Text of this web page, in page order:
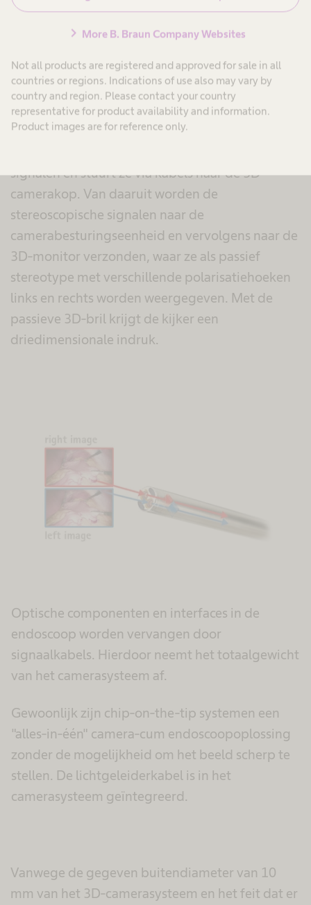
chevron_right More B. Braun Company Websites
Not all products are registered and approved for sale in all
countries or regions. Indications of use also may vary by
country and region. Please contact your country
representative for product availability and information.
Product images are for reference only.
3D-chip-on-the-tip camerasystemen
on-the-tip-endoscoop is in vergelijking met de
technologie. Twee beeldsensoren zijn direct in de
distale tip van de endoscoop aangebracht. Het
beeld dat in de distale objectieflens wordt
gegenereerd, wordt op de twee beeldsensoren
signalen en stuurt ze via kabels naar de 3D-
camerakop. Van daaruit worden de
stereoscopische signalen naar de
camerabesturingseenheid en vervolgens naar de
3D-monitor verzonden, waar ze als passief
stereotype met verschillende polarisatiehoeken
links en rechts worden weergegeven. Met de
passieve 3D-bril krijgt de kijker een
driedimensionale indruk.
Optische componenten en interfaces in de
endoscoop worden vervangen door
signaalkabels. Hierdoor neemt het totaalgewicht
van het camerasysteem af.
Gewoonlijk zijn chip-on-the-tip systemen een
"alles-in-één" camera-cum endoscoopoplossing
zonder de mogelijkheid om het beeld scherp te
stellen. De lichtgeleiderkabel is in het
camerasysteem geïntegreerd.
Vanwege de gegeven buitendiameter van 10
mm van het 3D-camerasysteem en het feit dat er